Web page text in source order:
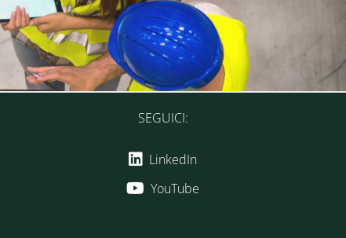
SEGUICI:
LinkedIn
YouTube